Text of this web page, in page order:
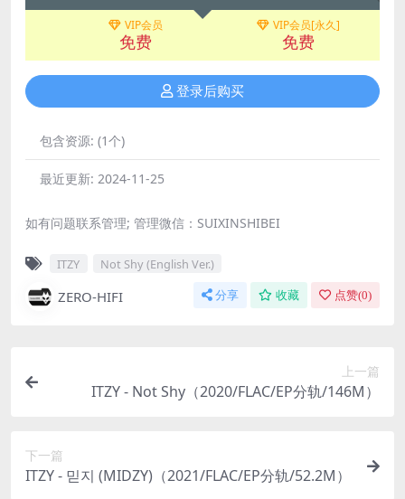
VIP会员
免费
VIP会员[永久]
免费
登录后购买
包含资源: (1个)
最近更新: 2024-11-25
如有问题联系管理; 管理微信：SUIXINSHIBEI
ITZY Not Shy (English Ver.)
ZERO-HIFI 分享 收藏 点赞(0)
上一篇
ITZY - Not Shy（2020/FLAC/EP分轨/146M）
下一篇
ITZY - 믿지 (MIDZY)（2021/FLAC/EP分轨/52.2M）